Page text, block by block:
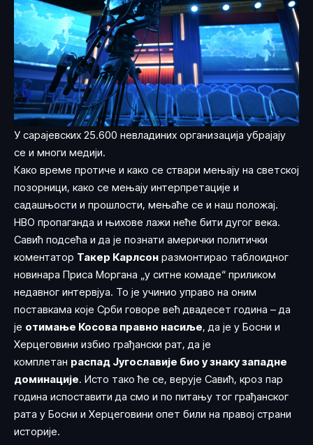
У сарајевских 25.600 невладиних организација убрајају
се и многи медији.
Како време протиче и како се ствари мењају на светској
позорници, како се мењају интерпретације и
садашњости и прошлости, мењаће се и наш положај.
НВО пропаганда и њихове лажи неће бити дугог века.
Савић подсећа и да је познати амерички политички
коментатор Такер Карлсон размонтирао таблоидног
новинара Приса Моргана „у ситне комаде“ приликом
недавног интервјуа. То је учинио управо на оним
поставкама које Срби говоре већ двадесет година – да
је отимање Косова правно насиље, да је у Босни и
Херцеговини избио грађански рат, да је
комплетан распад Југославије био у знаку западне
доминације. Исто тако ће се, верује Савић, кроз пар
година испоставити да смо и по питању тог грађанског
рата у Босни и Херцеговини опет били на правој страни
историје.